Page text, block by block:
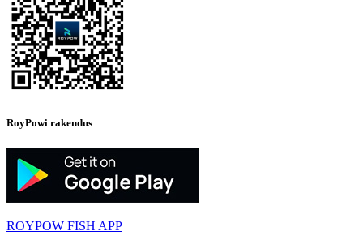
RoyPowi rakendus
ROYPOW FISH APP